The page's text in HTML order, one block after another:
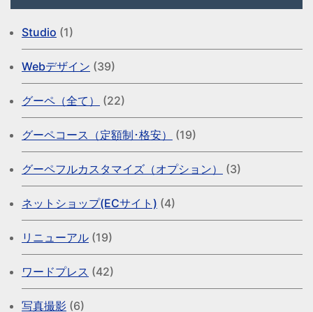
Studio (1)
Webデザイン (39)
グーペ（全て） (22)
グーペコース（定額制･格安） (19)
グーペフルカスタマイズ（オプション） (3)
ネットショップ(ECサイト) (4)
リニューアル (19)
ワードプレス (42)
写真撮影 (6)